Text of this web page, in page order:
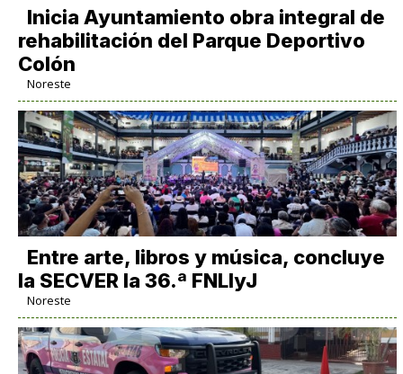
Inicia Ayuntamiento obra integral de
rehabilitación del Parque Deportivo
Colón
Noreste
Entre arte, libros y música, concluye
la SECVER la 36.ª FNLIyJ
Noreste